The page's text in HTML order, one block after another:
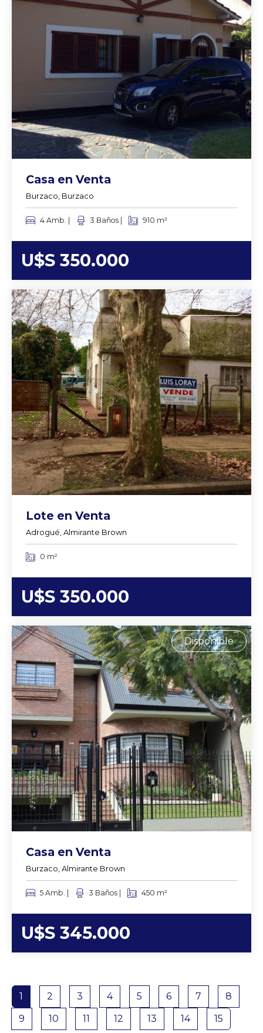
Casa en Venta
Burzaco, Burzaco
4 Amb. | 3 Baños | 910 m²
U$S 350.000
Disponible
Lote en Venta
Adrogué, Almirante Brown
0 m²
U$S 350.000
Disponible
Casa en Venta
Burzaco, Almirante Brown
5 Amb. | 3 Baños | 450 m²
U$S 345.000
1 2 3 4 5 6 7
8
9
10 11 12 13 14 15